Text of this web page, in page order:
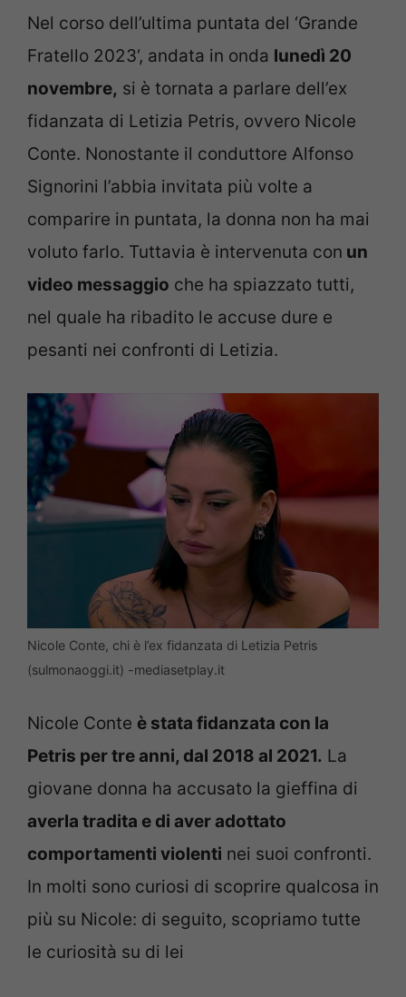
Nel corso dell’ultima puntata del ‘Grande
Fratello 2023‘, andata in onda lunedì 20
novembre, si è tornata a parlare dell’ex
fidanzata di Letizia Petris, ovvero Nicole
Conte. Nonostante il conduttore Alfonso
Signorini l’abbia invitata più volte a
comparire in puntata, la donna non ha mai
voluto farlo. Tuttavia è intervenuta con un
video messaggio che ha spiazzato tutti,
nel quale ha ribadito le accuse dure e
pesanti nei confronti di Letizia.
Nicole Conte, chi è l’ex fidanzata di Letizia Petris
(sulmonaoggi.it) -mediasetplay.it
Nicole Conte è stata fidanzata con la
Petris per tre anni, dal 2018 al 2021. La
giovane donna ha accusato la gieffina di
averla tradita e di aver adottato
comportamenti violenti nei suoi confronti.
In molti sono curiosi di scoprire qualcosa in
più su Nicole: di seguito, scopriamo tutte
le curiosità su di lei